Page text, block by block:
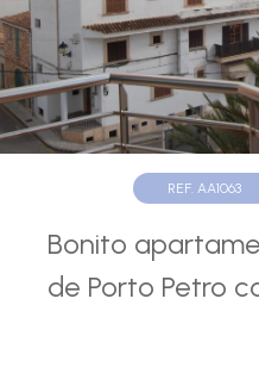
REF. AA1063
Bonito
de Porto Petro